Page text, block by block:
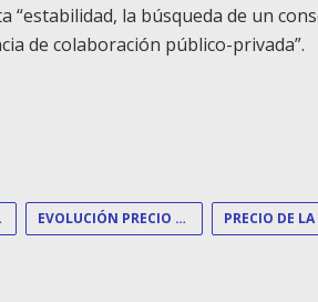
“estabilidad, la búsqueda de un
de colaboración público-privada”.
EVOLUCIÓN PRECIO VIVIENDA